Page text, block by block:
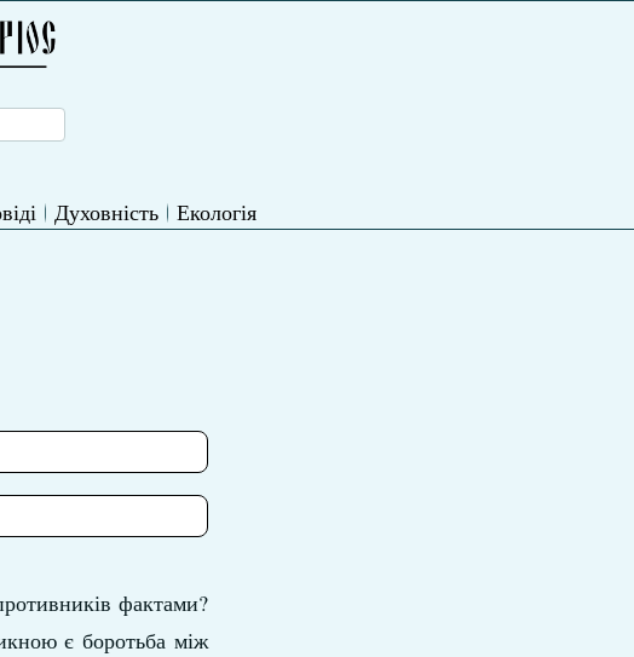
Духовність Екологія
фактами?
є боротьба між